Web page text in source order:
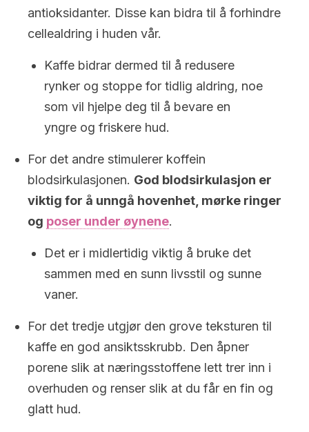
antioksidanter. Disse kan bidra til å forhindre
cellealdring i huden vår.
Kaffe bidrar dermed til å redusere
rynker og stoppe for tidlig aldring, noe
som vil hjelpe deg til å bevare en
yngre og friskere hud.
For det andre stimulerer koffein
blodsirkulasjonen. God blodsirkulasjon er
viktig for å unngå hovenhet, mørke ringer
og poser under øynene.
Det er i midlertidig viktig å bruke det
sammen med en sunn livsstil og sunne
vaner.
For det tredje utgjør den grove teksturen til
kaffe en god ansiktsskrubb. Den åpner
porene slik at næringsstoffene lett trer inn i
overhuden og renser slik at du får en fin og
glatt hud.